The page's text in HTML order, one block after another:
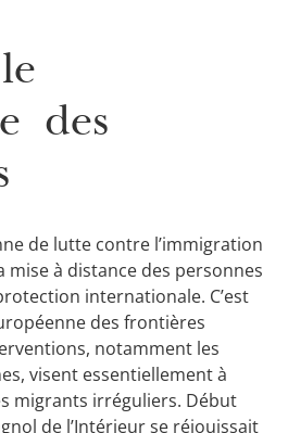
des
de lutte contre l’immigration
à distance des personnes
internationale. C’est
des frontières
notamment les
visent essentiellement à
migrants irréguliers. Début
de l’Intérieur se réjouissait